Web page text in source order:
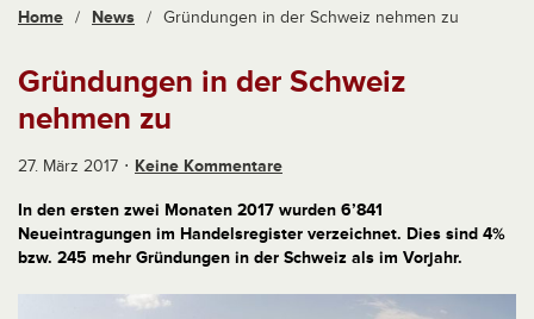
Home / News / Gründungen in der Schweiz nehmen zu
Gründungen in der Schweiz
nehmen zu
27. März 2017 Keine Kommentare
In den ersten zwei Monaten 2017 wurden 6’841
Neueintragungen im Handelsregister verzeichnet. Dies sind 4%
bzw. 245 mehr Gründungen in der Schweiz als im Vorjahr.